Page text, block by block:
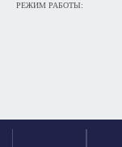
РЕЖИМ РАБОТЫ: